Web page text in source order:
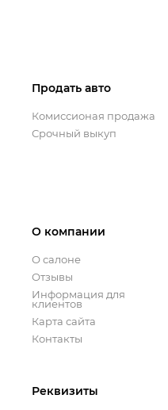
Продать авто
Комиссионая продажа
Срочный выкуп
О компании
О салоне
Отзывы
Информация для
клиентов
Карта сайта
Контакты
Реквизиты